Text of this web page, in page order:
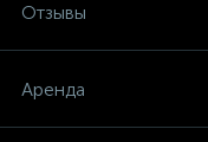
Отзывы
Аренда